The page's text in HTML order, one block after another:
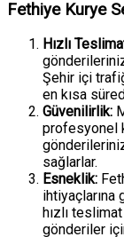
Fethiye Kurye
Hızlı
Şehir içi
en kısa
Güvenilirlik:
profesyonel
sağlarlar.
Esneklik:
hızlı
gönderiler